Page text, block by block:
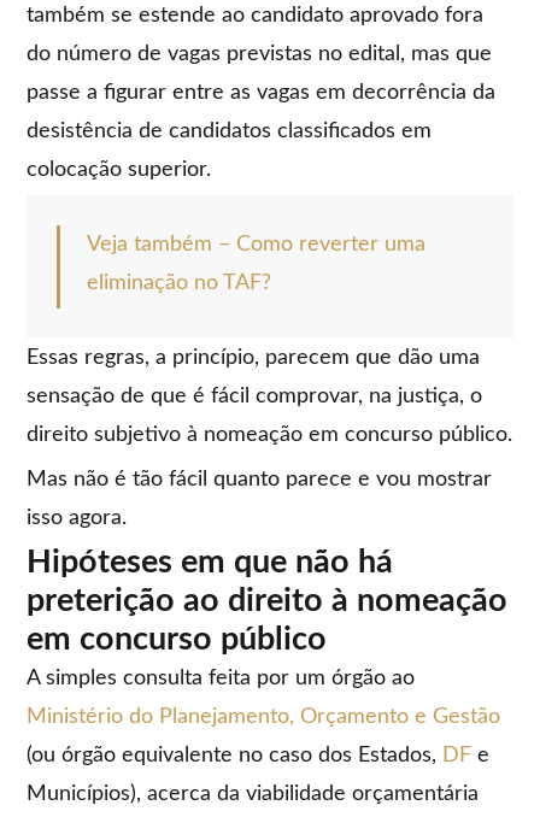
também se estende ao candidato aprovado fora
do número de vagas previstas no edital, mas que
passe a figurar entre as vagas em decorrência da
desistência de candidatos classificados em
colocação superior.
Veja também – Como reverter uma
eliminação no TAF?
Essas regras, a princípio, parecem que dão uma
sensação de que é fácil comprovar, na justiça, o
direito subjetivo à nomeação em concurso público.
Mas não é tão fácil quanto parece e vou mostrar
isso agora.
Hipóteses em que não há
preterição ao direito à nomeação
em concurso público
A simples consulta feita por um órgão ao
Ministério do Planejamento, Orçamento e Gestão
(ou órgão equivalente no caso dos Estados, DFe
Municípios), acerca da viabilidade orçamentária